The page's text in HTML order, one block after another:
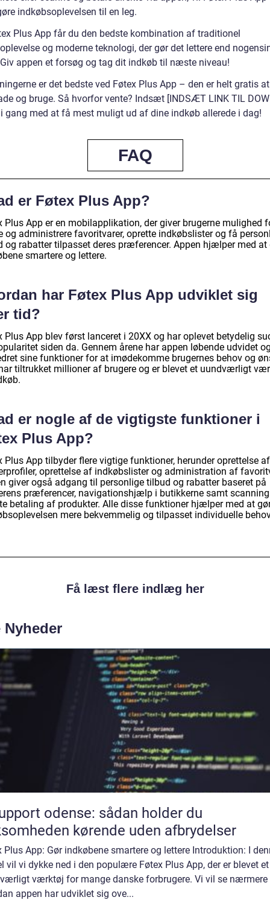
indkøbsoplevelsen til en leg.
Plus App får du den bedste kombination af traditionel
og moderne teknologi, der gør det lettere end
appen et forsøg og tag dit indkøb til næste niveau!
er det bedste ved Føtex Plus App – den er helt gratis at
og bruge. Så hvorfor vente? Indsæt [INDSÆT LINK TIL
gang med at få mest muligt ud af dine indkøb allerede i dag!
FAQ
er Føtex Plus App?
Plus App er en mobilapplikation, der giver brugerne mulighed
og administrere favoritvarer, oprette indkøbslister og få
og rabatter tilpasset deres præferencer. Appen hjælper med at
smartere og lettere.
har Føtex Plus App udviklet sig
tid?
Plus App blev først lanceret i 20XX og har oplevet betydelig
siden da. Gennem årene har appen løbende udvidet
sine funktioner for at imødekomme brugernes behov og
tiltrukket millioner af brugere og er blevet et uundværligt
er nogle af de vigtigste funktioner i
Plus App?
Plus App tilbyder flere vigtige funktioner, herunder oprettelse af
oprettelse af indkøbslister og administration af
giver også adgang til personlige tilbud og rabatter baseret på
præferencer, navigationshjælp i butikkerne samt
betaling af produkter. Alle disse funktioner hjælper med at
mere bekvemmelig og tilpasset individuelle
Få læst flere indlæg her
Nyheder
odense: sådan holder du
kørende uden afbrydelser
Plus App: Gør indkøbene smartere og lettere Introduktion: I
vil vi dykke ned i den populære Føtex Plus App, der er blevet et
værktøj for mange danske forbrugere. Vi vil se nærmere
appen har udviklet sig ove...